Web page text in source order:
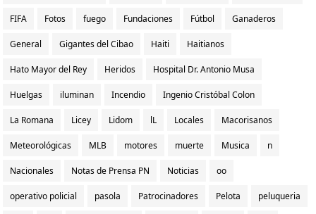
FIFA Fotos fuego Fundaciones Fútbol Ganaderos
General Gigantes del Cibao Haiti Haitianos
Hato Mayor del Rey Heridos Hospital Dr. Antonio Musa
Huelgas iluminan Incendio Ingenio Cristóbal Colon
La Romana Licey Lidom lL Locales Macorisanos
Meteorológicas MLB motores muerte Musica n
Nacionales Notas de Prensa PN Noticias oo
operativo policial pasola Patrocinadores Pelota peluqueria